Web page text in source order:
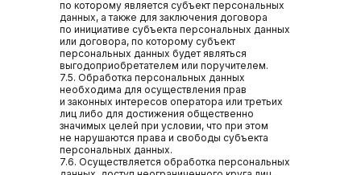
по которому является субъект персональных
данных, а также для заключения договора
по инициативе субъекта персональных данных
или договора, по которому субъект
персональных данных будет являться
выгодоприобретателем или поручителем.
7.5. Обработка персональных данных
необходима для осуществления прав
и законных интересов оператора или третьих
лиц либо для достижения общественно
значимых целей при условии, что при этом
не нарушаются права и свободы субъекта
персональных данных.
7.6. Осуществляется обработка персональных